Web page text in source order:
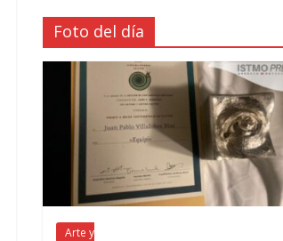
Foto del día
Arte y